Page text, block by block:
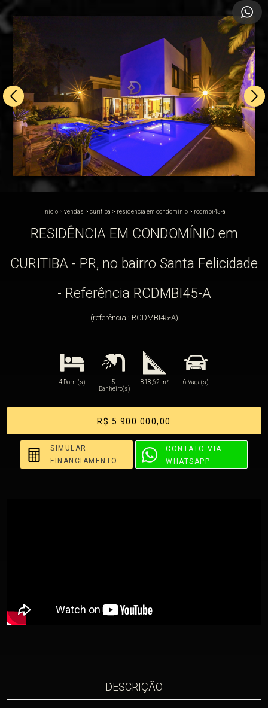
início> vendas > curitiba > residência em condomínio> rcdmbi45-a
RESIDÊNCIA EM CONDOMÍNIO em
CURITIBA - PR, no bairro Santa Felicidade
- Referência RCDMBI45-A
(referência.: RCDMBI45-A)
4 Dorm(s)
5
Banheiro(s)
818,62 m² 6 Vaga(s)
R$ 5.900.000,00
SIMULAR
FINANCIAMENTO
CONTATO VIA
WHATSAPP
DESCRIÇÃO